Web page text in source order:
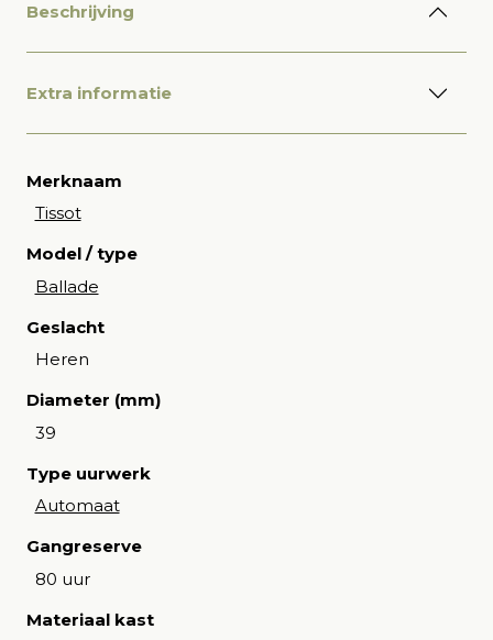
Beschrijving
Extra informatie
Merknaam
Tissot
Model / type
Ballade
Geslacht
Heren
Diameter (mm)
39
Type uurwerk
Automaat
Gangreserve
80 uur
Materiaal kast